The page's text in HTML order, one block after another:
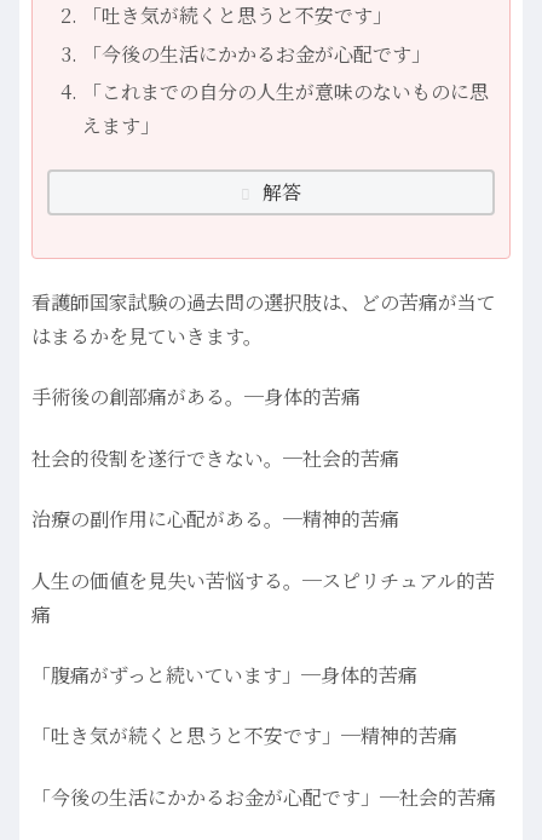
「吐き気が続くと思うと不安です」
「今後の生活にかかるお金が心配です」
「これまでの自分の人生が意味のないものに思
えます」
解答
看護師国家試験の過去問の選択肢は、どの苦痛が当て
はまるかを見ていきます。
手術後の創部痛がある。─身体的苦痛
社会的役割を遂行できない。─社会的苦痛
治療の副作用に心配がある。─精神的苦痛
人生の価値を見失い苦悩する。─スピリチュアル的苦
痛
「腹痛がずっと続いています」─身体的苦痛
「吐き気が続くと思うと不安です」─精神的苦痛
「今後の生活にかかるお金が心配です」─社会的苦痛